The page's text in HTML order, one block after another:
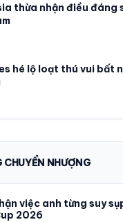
thừa nhận điều đáng
hé lộ loạt thú vui bất
CHUYỂN NHƯỢNG
việc anh từng suy
2026